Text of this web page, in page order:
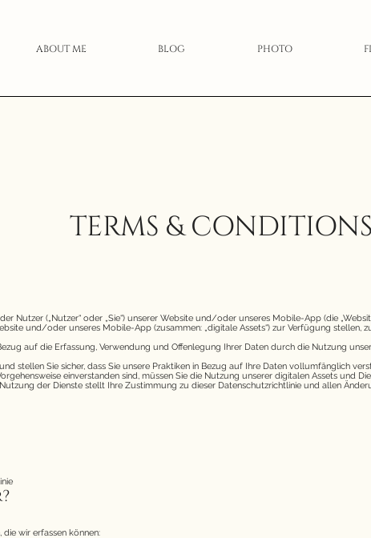
ABOUT ME BLOG PHOTO
TERMS & CONDITIONS
der Nutzer („Nutzer“ oder „Sie“) unserer Website und/oder unseres Mobile-App (die
und/oder unseres Mobile-App (zusammen: „digitale Assets“) zur Verfügung stellen,
auf die Erfassung, Verwendung und Offenlegung Ihrer Daten durch die Nutzung
stellen Sie sicher, dass Sie unsere Praktiken in Bezug auf Ihre Daten vollumfänglich
einverstanden sind, müssen Sie die Nutzung unserer digitalen Assets und
der Dienste stellt Ihre Zustimmung zu dieser Datenschutzrichtlinie und allen
wir erfassen können: